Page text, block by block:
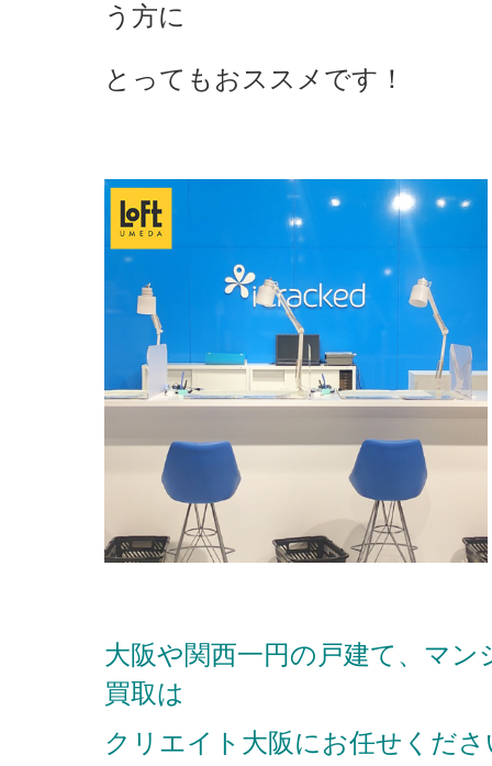
う方に
とってもおススメです！
大阪や関西一円の戸建て、マ
買取は
クリエイト大阪にお任せくだ